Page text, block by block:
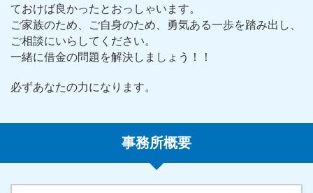
ておけば良かったとおっしゃいます。
ご家族のため、ご自身のため、勇気ある一歩を踏み出し、
ご相談にいらしてください。
一緒に借金の問題を解決しましょう！！
必ずあなたの力になります。
事務所概要